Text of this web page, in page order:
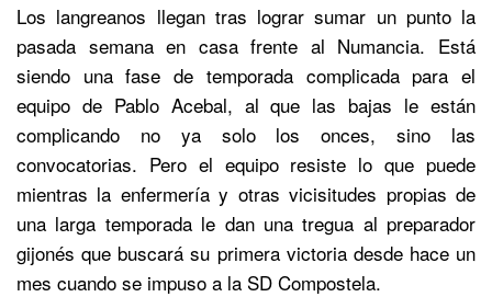
Los langreanos llegan tras lograr sumar un punto la
pasada semana en casa frente al Numancia. Está
siendo una fase de temporada complicada para el
equipo de Pablo Acebal, al que las bajas le están
complicando no ya solo los onces, sino las
convocatorias. Pero el equipo resiste lo que puede
mientras la enfermería y otras vicisitudes propias de
una larga temporada le dan una tregua al preparador
gijonés que buscará su primera victoria desde hace un
mes cuando se impuso a la SD Compostela.